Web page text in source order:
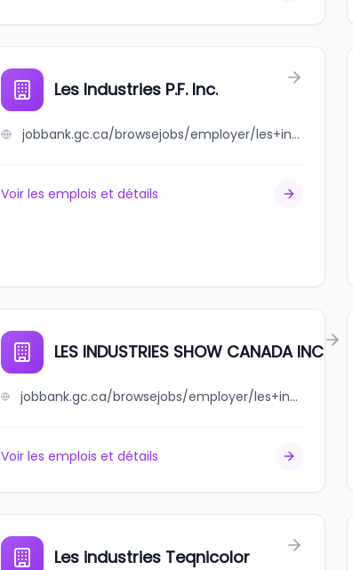
Les Industries P.F. Inc.
jobbank.gc.ca/browsejobs/employer/les+industries+p.f.+inc./ca
Voir les emplois et détails
LES INDUSTRIES SHOW CANADA INC
jobbank.gc.ca/browsejobs/employer/les+industries+show+canada+inc/ca
Voir les emplois et détails
Les industries Teqnicolor